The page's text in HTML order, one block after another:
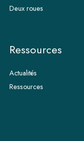
Deux roues
Ressources
Actualités
Ressources